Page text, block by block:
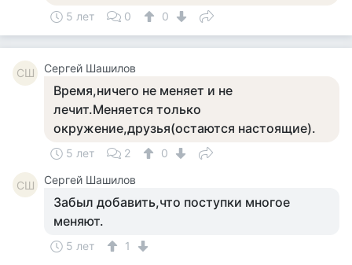
5 лет 0 0
СШ Сергей Шашилов
Время,ничего не меняет и не
лечит.Меняется только
окружение,друзья(остаются настоящие).
5 лет 2 0
СШ Сергей Шашилов
Забыл добавить,что поступки многое
меняют.
5 лет 1